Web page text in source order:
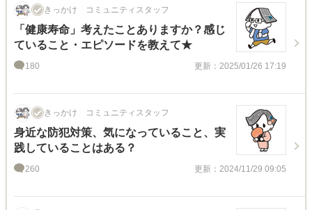
きっかけ コミュニティスタッフ
「健康寿命」考えたことありますか？感じ
ていること・エピソードを教えて★
180 更新：2025/01/26 17:19
きっかけ コミュニティスタッフ
身近な防犯対策、気になっていること、実
践していることはある？
260 更新：2024/11/29 09:05